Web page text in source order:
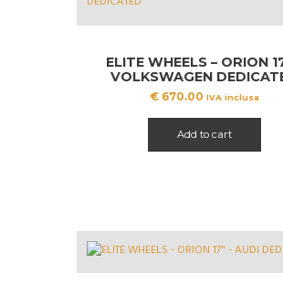
ELITE WHEELS – ORION
VOLKSWAGEN
€ 670.00 IVA inclusa
Add to cart